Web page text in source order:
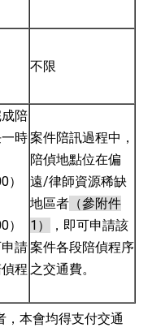
不限
陪
時
）
）
請
程
案件陪訊過程中，
陪偵地點位在偏
遠/律師資源稀缺
地區者 （參附件
1）
，即可申請該
案件各段陪偵程序
之交通費。
，本會均得支付交通